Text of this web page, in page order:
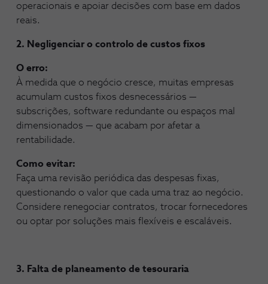
operacionais e apoiar decisões com base em dados
reais.
2. Negligenciar o controlo de custos fixos
O erro:
À medida que o negócio cresce, muitas empresas
acumulam custos fixos desnecessários —
subscrições, software redundante ou espaços mal
dimensionados — que acabam por afetar a
rentabilidade.
Como evitar:
Faça uma revisão periódica das despesas fixas,
questionando o valor que cada uma traz ao negócio.
Considere renegociar contratos, trocar fornecedores
ou optar por soluções mais flexíveis e escaláveis.
3. Falta de planeamento de tesouraria